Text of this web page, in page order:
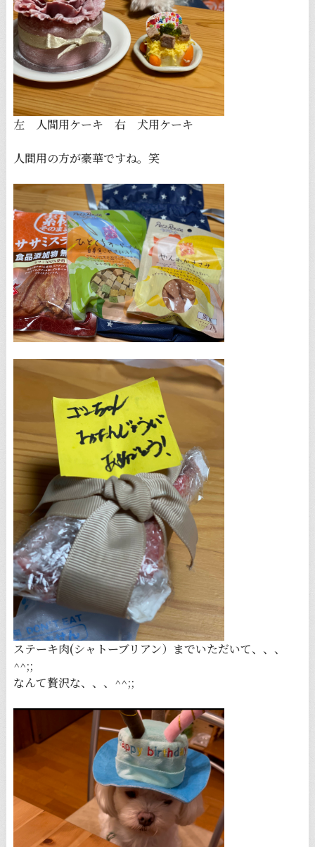
左 人間用ケーキ 右 犬用ケーキ
人間用の方が豪華ですね。笑
ステーキ肉(シャトーブリアン）までいただいて、、、
^^;;
なんて贅沢な、、、^^;;